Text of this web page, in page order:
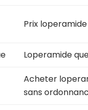
Prix loperamide
Loperamide
Acheter
sans